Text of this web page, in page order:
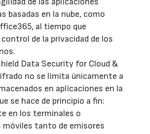
basadas en la nube, como
al tiempo que
de la privacidad de los
Data Security for Cloud &
no se limita únicamente a
en aplicaciones en la
se hace de principio a fin:
en los terminales o
tanto de emisores